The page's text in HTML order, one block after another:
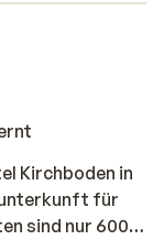
Kirchboden in
für
sind nur 600